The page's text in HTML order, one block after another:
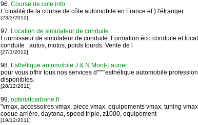
96. Course de cote info
L'ctualité de la course de côte automobile en France et ) l'étranger.
[23/3/2012]
97. Location de simulateur de conduite
Fournisseur de simulateur de conduite. Formation éco conduite et
conduite : autos, motos, poids lourds. Vente de l
[27/1/2012]
98. Esthétique automobile J & N Mont-Laurier
pour vous offrir tous nos services d''''''''esthétique automobile
disponibles.
[28/12/2011]
99. optimalcarbone.fr
"vmax, accessoires vmax, piece vmax, equipements vmax, tuning
coque arrière, daytona, speed triple, z1000, equipement
[19/12/2011]